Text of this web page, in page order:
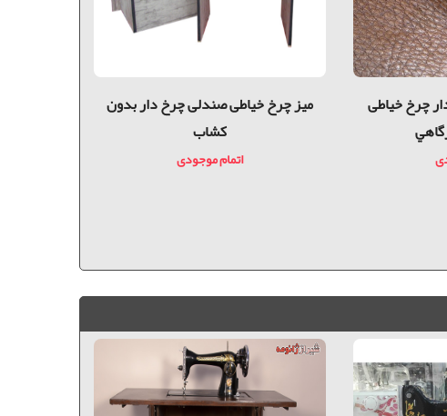
میز چرخ خیاطی صندلی چرخ دار بدون
کشاب
اتمام موجودی
چرخ خیاطی